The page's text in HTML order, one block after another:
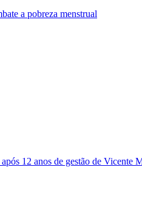
a pobreza menstrual
12 anos de gestão de Vicente